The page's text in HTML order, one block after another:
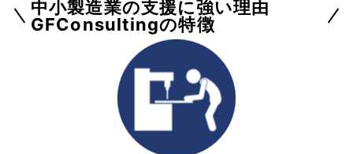
中小製造業の支援に強い理由
GFConsultingの特徴